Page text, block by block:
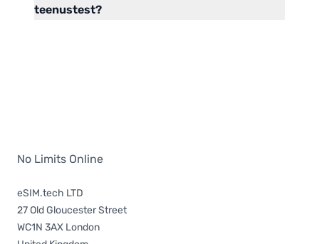
teenustest?
No Limits Online
eSIM.tech LTD
27 Old Gloucester Street
WC1N 3AX London